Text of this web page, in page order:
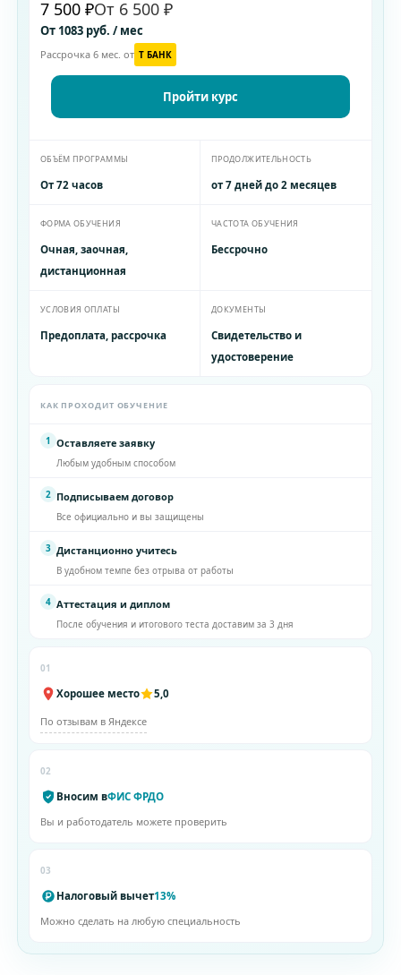
7 500 ₽От 6 500 ₽
От 1083 руб. / мес
Рассрочка 6 мес. от T БАНК
Пройти курс
ОБЪЁМ ПРОГРАММЫ
От 72 часов
ПРОДОЛЖИТЕЛЬНОСТЬ
от 7 дней до 2 месяцев
ФОРМА ОБУЧЕНИЯ
Очная, заочная,
дистанционная
ЧАСТОТА ОБУЧЕНИЯ
Бессрочно
УСЛОВИЯ ОПЛАТЫ
Предоплата, рассрочка
ДОКУМЕНТЫ
Свидетельство и
удостоверение
КАК ПРОХОДИТ ОБУЧЕНИЕ
1 Оставляете заявку
Любым удобным способом
2 Подписываем договор
Все официально и вы защищены
3 Дистанционно учитесь
В удобном темпе без отрыва от работы
4 Аттестация и диплом
После обучения и итогового теста доставим за 3 дня
01
Хорошее место 5,0
По отзывам в Яндексе
02
Вносим вФИС ФРДО
Вы и работодатель можете проверить
03
Налоговый вычет13%
Можно сделать на любую специальность